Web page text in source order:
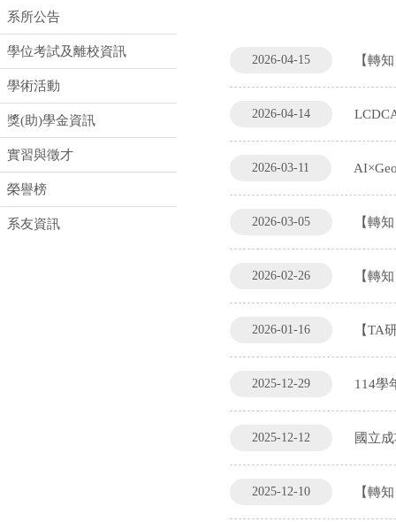
系所公告
學位考試及離校資訊
學術活動
獎(助)學金資訊
實習與徵才
榮譽榜
系友資訊
2026-04-15 【轉
2026-04-14
2026-03-11
2026-03-05 【轉
2026-02-26 【轉
2026-01-16 【TA
2025-12-29 114學
2025-12-12 國立
2025-12-10 【轉